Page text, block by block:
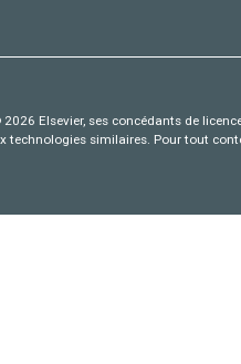
Elsevier, ses concédants de
technologies similaires. Pour tout